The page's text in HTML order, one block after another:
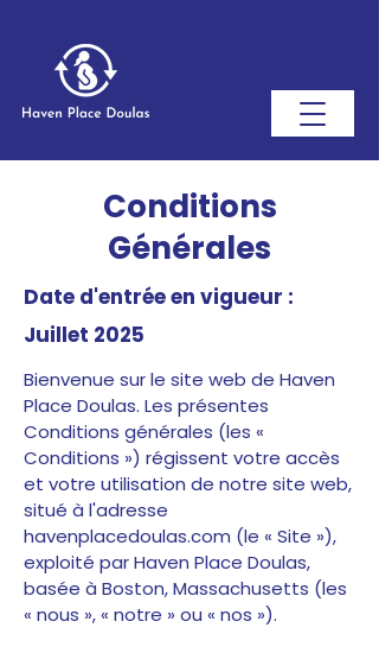
Conditions
Générales
Date d'entrée en vigueur :
Juillet 2025
Bienvenue sur le site web de Haven
Place Doulas. Les présentes
Conditions générales (les «
Conditions ») régissent votre accès
et votre utilisation de notre site web,
situé à l'adresse
havenplacedoulas.com (le « Site »),
exploité par Haven Place Doulas,
basée à Boston, Massachusetts (les
« nous », « notre » ou « nos »).